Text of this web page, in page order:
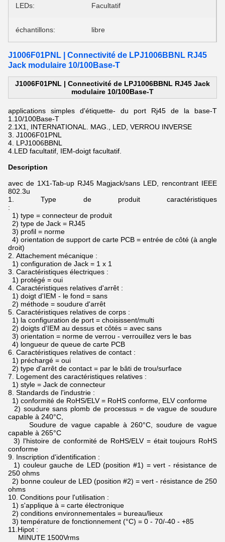
LEDs: Facultatif
échantillons: libre
J1006F01PNL | Connectivité de LPJ1006BBNL RJ45
Jack modulaire 10/100Base-T
J1006F01PNL | Connectivité de LPJ1006BBNL RJ45 Jack
modulaire 10/100Base-T
applications simples d'étiquette- du port Rj45 de la base-T
1.10/100Base-T
2.1X1, INTERNATIONAL. MAG., LED, VERROU INVERSE
3. J1006F01PNL
4. LPJ1006BBNL
4.LED facultatif, IEM-doigt facultatif.
Description
avec de 1X1-Tab-up RJ45 Magjack/sans LED, rencontrant IEEE
802.3u
1.Type de produit caractéristiques
:
1) type = connecteur de produit
2) type de Jack = RJ45
3) profil = norme
4) orientation de support de carte PCB = entrée de côté (à angle
droit)
2. Attachement mécanique :
1) configuration de Jack = 1 x 1
3. Caractéristiques électriques :
1) protégé = oui
4. Caractéristiques relatives d'arrêt :
1) doigt d'IEM - le fond = sans
2) méthode = soudure d'arrêt
5. Caractéristiques relatives de corps :
1) la configuration de port = choisissent/multi
2) doigts d'IEM au dessus et côtés = avec sans
3) orientation = norme de verrou - verrouillez vers le bas
4) longueur de queue de carte PCB
6. Caractéristiques relatives de contact :
1) préchargé = oui
2) type d'arrêt de contact = par le bâti de trou/surface
7. Logement des caractéristiques relatives :
1) style = Jack de connecteur
8. Standards de l'industrie :
1) conformité de RoHS/ELV = RoHS conforme, ELV conforme
2) soudure sans plomb de processus = de vague de soudure
capable à 240°C,
Soudure de vague capable à 260°C, soudure de vague
capable à 265°C
3) l'histoire de conformité de RoHS/ELV = était toujours RoHS
conforme
9. Inscription d'identification :
1) couleur gauche de LED (position #1) = vert - résistance de
250 ohms
2) bonne couleur de LED (position #2) = vert - résistance de 250
ohms
10. Conditions pour l'utilisation :
1) s'applique à = carte électronique
2) conditions environnementales = bureau/lieux
3) température de fonctionnement (°C) = 0 - 70/-40 - +85
11.Hipot :
MINUTE 1500Vrms